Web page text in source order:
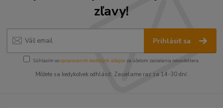
zľavy!
Prihlásiť sa
Súhlasím sospracovaním osobných údajov za účelom zasielania newslettera.
Môžete sa kedykoľvek odhlásiť. Zasielame raz za 14-30 dní.